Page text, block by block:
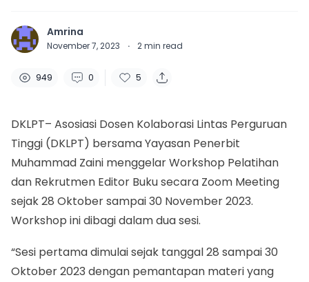
Amrina
November 7, 2023 · 2min read
949 0 5
DKLPT– Asosiasi Dosen Kolaborasi Lintas Perguruan
Tinggi (DKLPT) bersama Yayasan Penerbit
Muhammad Zaini menggelar Workshop Pelatihan
dan Rekrutmen Editor Buku secara Zoom Meeting
sejak 28 Oktober sampai 30 November 2023.
Workshop ini dibagi dalam dua sesi.
“Sesi pertama dimulai sejak tanggal 28 sampai 30
Oktober 2023 dengan pemantapan materi yang